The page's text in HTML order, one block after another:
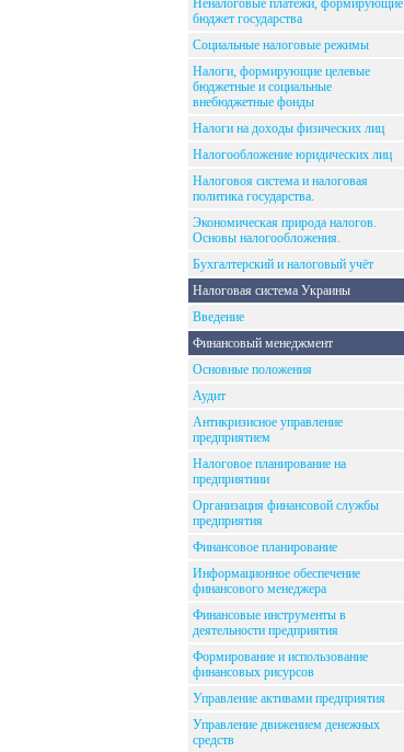
Неналоговые платежи, формирующие
бюджет государства
Социальные налоговые режимы
Налоги, формирующие целевые
бюджетные и социальные
внебюджетные фонды
Налоги на доходы физических лиц
Налогообложение юридических лиц
Налоговоя система и налоговая
политика государства.
Экономическая природа налогов.
Основы налогообложения.
Бухгалтерский и налоговый учёт
Налоговая система Украины
Введение
Финансовый менеджмент
Основные положения
Аудит
Антикризисное управление
предприятием
Налоговое планирование на
предприятиии
Организация финансовой службы
предприятия
Финансовое планирование
Информационное обеспечение
финансового менеджера
Финансовые инструменты в
деятельности предприятия
Формирование и использование
финансовых рисурсов
Управление активами предприятия
Управление движением денежных
средств